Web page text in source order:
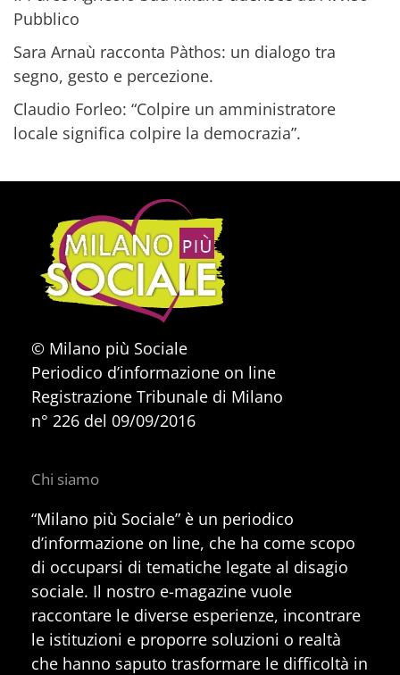
Pubblico
Sara Arnaù racconta Pàthos: un dialogo tra
segno, gesto e percezione.
Claudio Forleo: “Colpire un amministratore
locale significa colpire la democrazia”.
© Milano più Sociale
Periodico d’informazione on line
Registrazione Tribunale di Milano
n° 226 del 09/09/2016
Chi siamo
“Milano più Sociale” è un periodico
d’informazione on line, che ha come scopo
di occuparsi di tematiche legate al disagio
sociale. Il nostro e-magazine vuole
raccontare le diverse esperienze, incontrare
le istituzioni e proporre soluzioni o realtà
che hanno saputo trasformare le difficoltà in